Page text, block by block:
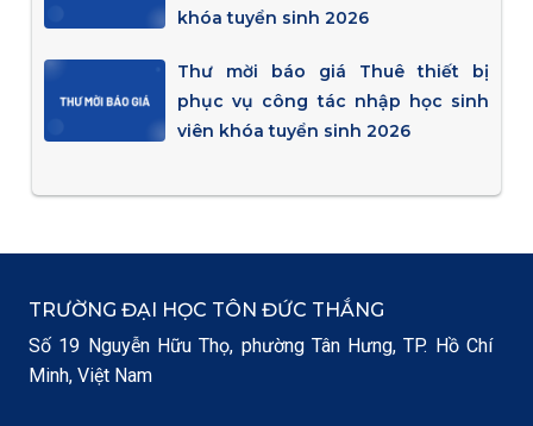
khóa tuyển sinh 2026
Thư mời báo giá Thuê thiết bị
phục vụ công tác nhập học sinh
viên khóa tuyển sinh 2026
TRƯỜNG ĐẠI HỌC TÔN ĐỨC THẮNG
Số 19 Nguyễn Hữu Thọ, phường Tân Hưng, TP. Hồ Chí
Minh, Việt Nam